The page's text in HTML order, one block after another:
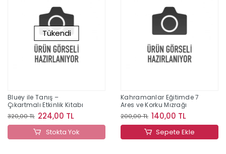
Tükendi
Bluey ile Tanış –
Çıkartmalı Etkinlik Kitabı
320,00 TL 224,00 TL
Stokta Yok
Kahramanlar Eğitimde 7
Ares ve Korku Mızrağı
200,00 TL 140,00 TL
Sepete Ekle